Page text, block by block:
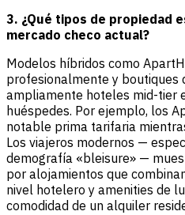
3. ¿Qué tipos de propiedad
mercado checo actual?
Modelos híbridos como
profesionalmente y
ampliamente hoteles mid-tier
huéspedes. Por ejemplo, los
notable prima tarifaria
Los viajeros modernos —
demografía «bleisure» —
por alojamientos que
nivel hotelero y amenities de
comodidad de un alquiler